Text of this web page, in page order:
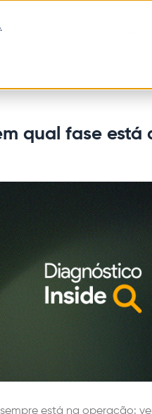
.
qual fase está
está na operação: